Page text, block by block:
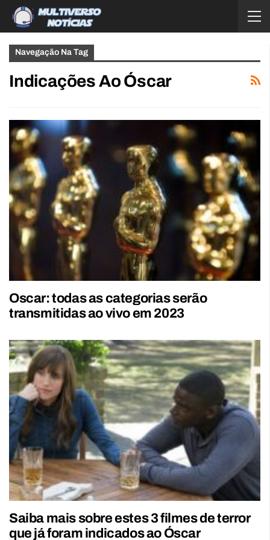
Navegação Na Tag
Indicações Ao Óscar
Oscar: todas as categorias serão
transmitidas ao vivo em 2023
Saiba mais sobre estes 3 filmes de terror
que já foram indicados ao Óscar